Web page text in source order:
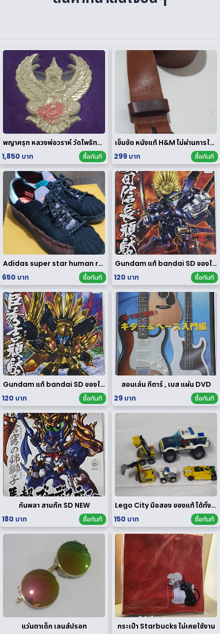
พญาครุฑ หลวงพ่อวราห์ วัดโพธิทอง มหาบารมี2 เนื้อสัมฤทธิ์เงิน
1,850 บาท
ซื้อทันที
เข็มขัด หนังแท้ H&M ไม่ผ่านการใช้งาน
299 บาท
ซื้อทันที
Adidas super star human race limited edition
650 บาท
ซื้อทันที
Gundam แท้ bandai SD ของใหม่
120 บาท
ซื้อทันที
Gundam แท้ bandai SD ของใหม่
120 บาท
ซื้อทันที
สอนเล่น กีตาร์ , เบส แผ่น DVD
29 บาท
ซื้อทันที
กันพลา สามก๊ก SD NEW
180 บาท
ซื้อทันที
Lego City มือสอง ของแท้ ได้ทั้งหมดตามรูป
150 บาท
ซื้อทันที
แว่นตาเด็ก เลนส์ปรอท
กระเป๋า Starbucks ไม่เคยใช้งาน